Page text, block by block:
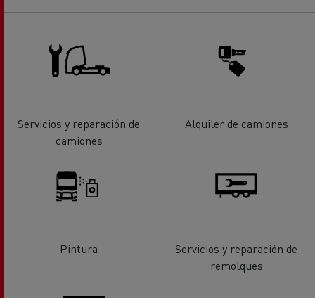
Servicios y reparación de
camiones
Alquiler de camiones
Pintura
Servicios y reparación de
remolques